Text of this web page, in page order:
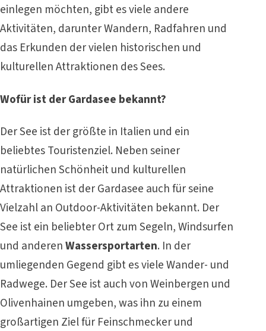
einlegen möchten, gibt es viele andere
Aktivitäten, darunter Wandern, Radfahren und
das Erkunden der vielen historischen und
kulturellen Attraktionen des Sees.
Wofür ist der Gardasee bekannt?
Der See ist der größte in Italien und ein
beliebtes Touristenziel. Neben seiner
natürlichen Schönheit und kulturellen
Attraktionen ist der Gardasee auch für seine
Vielzahl an Outdoor-Aktivitäten bekannt. Der
See ist ein beliebter Ort zum Segeln, Windsurfen
und anderenWassersportarten. In der
umliegenden Gegend gibt es viele Wander- und
Radwege. Der See ist auch von Weinbergen und
Olivenhainen umgeben, was ihn zu einem
großartigen Ziel für Feinschmecker und